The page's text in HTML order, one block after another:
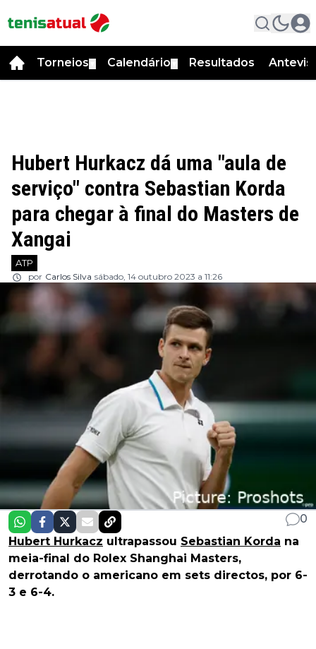
Torneios Calendário Resultados
Hubert Hurkacz dá uma "aula de
serviço" contra Sebastian Korda
para chegar à final do Masters de
Xangai
ATP
por Carlos Silva sábado, 14 outubro 2023 a 11:26
0
Hubert Hurkacz ultrapassou Sebastian Korda na
meia-final do Rolex Shanghai Masters,
derrotando o americano em sets directos, por 6-
3 e 6-4.